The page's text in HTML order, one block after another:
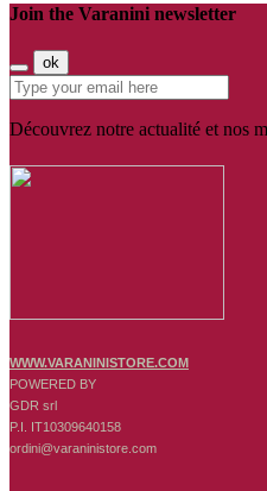
Join the Varanini newsletter
ok
Découvrez notre actualité et nos
WWW.VARANINISTORE.COM
POWERED BY
GDR srl
P.I. IT10309640158
ordini@varaninistore.com